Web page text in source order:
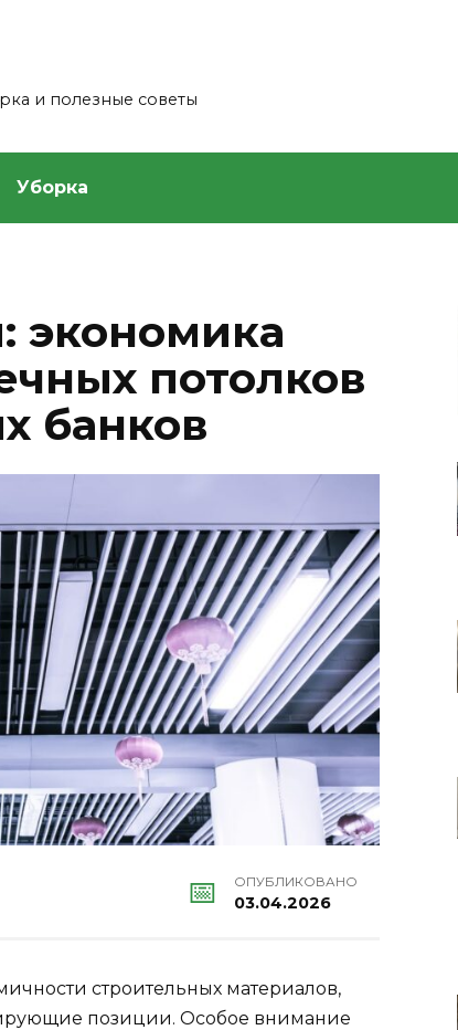
и полезные советы
Уборка
экономика
потолков
банков
ОПУБЛИКОВАНО
03.04.2026
строительных материалов,
позиции. Особое внимание